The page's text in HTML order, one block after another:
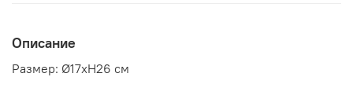
Описание
Размер: Ø17xH26 см